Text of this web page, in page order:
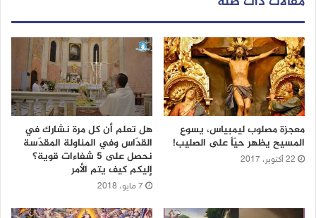
معجزة مصلوب ليمبياس، يسوع
المسيح يظهر حيّاً على الصليب!
22 أكتوبر، 2017
هل تعلم أن كل مرة نشارك في
القدّاس وفي المناولة المقدّسة
نحصل على 5 شفاءات قوية؟
إليكم كيف يتم الأمر
7 مايو، 2018